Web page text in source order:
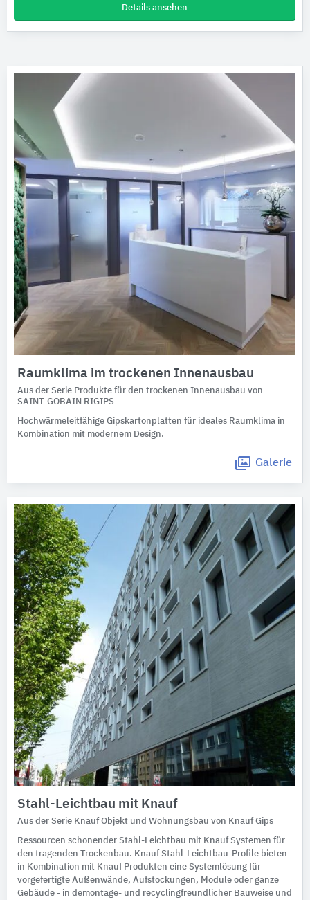
Details ansehen
Raumklima im trockenen Innenausbau
Aus der Serie Produkte für den trockenen Innenausbau von
SAINT-GOBAIN RIGIPS
Hochwärmeleitfähige Gipskartonplatten für ideales Raumklima in
Kombination mit modernem Design.
Galerie
Stahl-Leichtbau mit Knauf
Aus der Serie Knauf Objekt und Wohnungsbau von Knauf Gips
Ressourcen schonender Stahl-Leichtbau mit Knauf Systemen für
den tragenden Trockenbau. Knauf Stahl-Leichtbau-Profile bieten
in Kombination mit Knauf Produkten eine Systemlösung für
vorgefertigte Außenwände, Aufstockungen, Module oder ganze
Gebäude - in demontage- und recyclingfreundlicher Bauweise und